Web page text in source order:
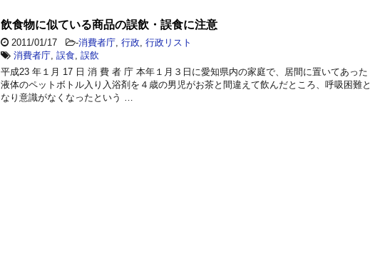
飲食物に似ている商品の誤飲・誤食に注意
2011/01/17 -消費者庁 行政 行政リスト
消費者庁 誤食 誤飲
平成23 年１月 17 日 消 費 者 庁 本年１月３日に愛知県内の家庭で、居間に置いてあった
液体のペットボトル入り入浴剤を４歳の男児がお茶と間違えて飲んだところ、呼吸困難と
なり意識がなくなったという …